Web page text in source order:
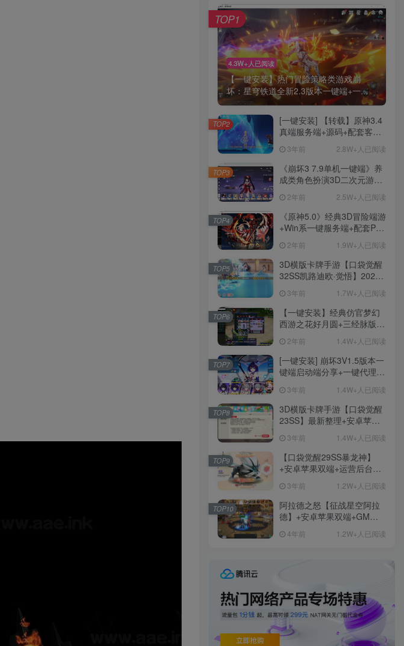
4.3W+人已阅读
【一键安装】热门冒险策略类游戏崩
坏：星穹铁道全新2.3版本一键端+一...
TOP1
[一键安装] 【转载】原神3.4
真端服务端+源码+配套客户
说明文件
3年前 2.8W+人已阅读
TOP2
《崩坏3 7.9单机一键端》养
成类角色扮演3D二次元游
用、无限资源、附带保姆级
安装教程
2年前 2.5W+人已阅读
TOP3
《原神5.0》经典3D冒险端游
+Win系一键服务端+配套PC
池文件
2年前 1.9W+人已阅读
TOP4
3D横版卡牌手游【口袋觉醒
32SS凯路迪欧·觉悟】2023
+支付对接+安卓苹果双端+运
营后台+GM授权后台+代理
后台
3年前 1.7W+人已阅读
TOP5
【一键安装】经典仿官梦幻
西游之花好月圆+三经脉版本
卡+剧情活动+视频搭建及其
他修改资料
2年前 1.4W+人已阅读
TOP6
[一键安装] 崩坏3V1.5版本一
键端启动端分享+一键代理
ID+详细指令+极简一键修改
3年前 1.4W+人已阅读
TOP7
3D横版卡牌手游【口袋觉醒
23SS】最新整理+安卓苹果
细搭建教程
3年前 1.4W+人已阅读
TOP8
【口袋觉醒29SS暴龙神】
+安卓苹果双端+运营后台
端 3年前 1.2W+人已阅读
TOP9
阿拉德之怒【征战星空阿拉
德】+安卓苹果双端+GM授
+详细教程
4年前 1.2W+人已阅读
TOP10